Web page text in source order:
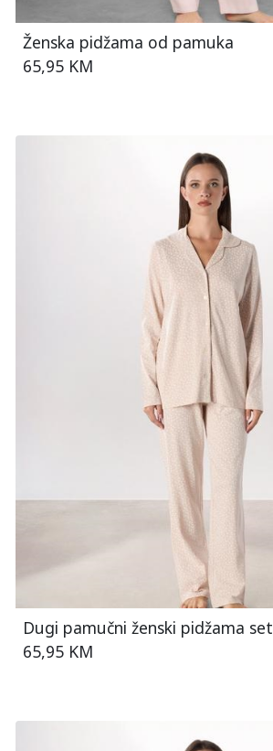
Ženska pidžama od pamuka
65,95 KM
Dugi pamučni ženski pidžama set
65,95 KM